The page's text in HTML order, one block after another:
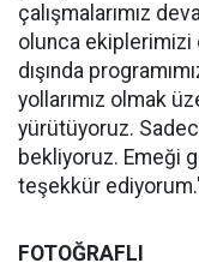
çalışmalarımız
olunca ekiplerimizi
dışında
yollarımız olmak
yürütüyoruz.
bekliyoruz. Emeği
teşekkür
FOTOĞRAFLI